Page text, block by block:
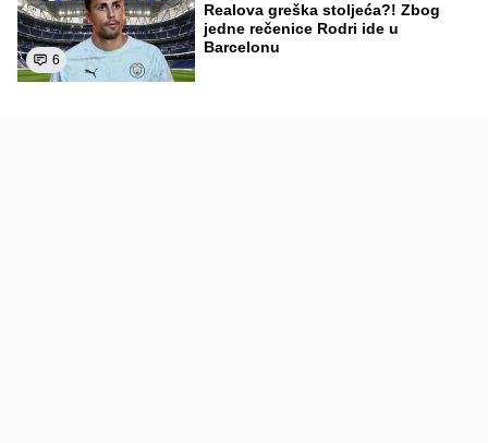
6
Realova greška stoljeća?! Zbog
jedne rečenice Rodri ide u
Barcelonu